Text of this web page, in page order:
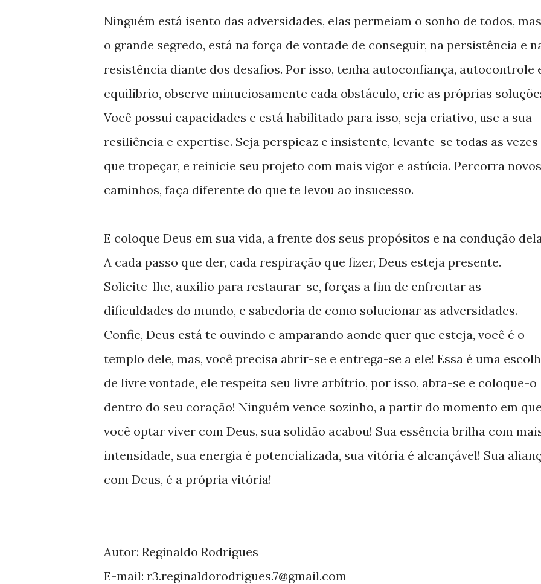
Ninguém está isento das adversidades, elas permeiam o sonho de todos,
o grande segredo, está na força de vontade de conseguir, na persistência e
resistência diante dos desafios. Por isso, tenha autoconfiança, autocontrole
equilíbrio, observe minuciosamente cada obstáculo, crie as próprias
Você possui capacidades e está habilitado para isso, seja criativo, use a sua
resiliência e expertise. Seja perspicaz e insistente, levante-se todas as vezes
que tropeçar, e reinicie seu projeto com mais vigor e astúcia. Percorra novos
caminhos, faça diferente do que te levou ao insucesso.
E coloque Deus em sua vida, a frente dos seus propósitos e na condução
A cada passo que der, cada respiração que fizer, Deus esteja presente.
Solicite-lhe, auxílio para restaurar-se, forças a fim de enfrentar as
dificuldades do mundo, e sabedoria de como solucionar as adversidades.
Confie, Deus está te ouvindo e amparando aonde quer que esteja, você é o
templo dele, mas, você precisa abrir-se e entrega-se a ele! Essa é uma
de livre vontade, ele respeita seu livre arbítrio, por isso, abra-se e coloque-o
dentro do seu coração! Ninguém vence sozinho, a partir do momento em
você optar viver com Deus, sua solidão acabou! Sua essência brilha com
intensidade, sua energia é potencializada, sua vitória é alcançável! Sua
com Deus, é a própria vitória!
Autor: Reginaldo Rodrigues
E-mail: r3.reginaldorodrigues.7@gmail.com